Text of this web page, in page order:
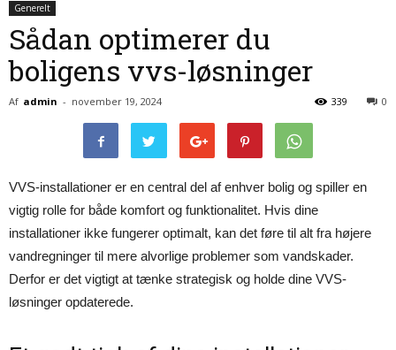
Generelt
Sådan optimerer du
boligens vvs-løsninger
Af admin - november 19, 2024 0
339
VVS-installationer er en central del af enhver bolig og spiller en
vigtig rolle for både komfort og funktionalitet. Hvis dine
installationer ikke fungerer optimalt, kan det føre til alt fra højere
vandregninger til mere alvorlige problemer som vandskader.
Derfor er det vigtigt at tænke strategisk og holde dine VVS-
løsninger opdaterede.